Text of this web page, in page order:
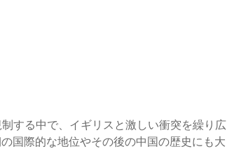
する中で、イギリスと激しい衝突を繰り広
国際的な地位やその後の中国の歴史にも大